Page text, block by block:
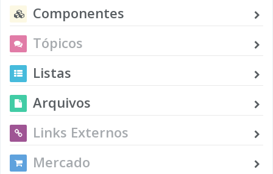
Componentes
Tópicos
Listas
Arquivos
Links Externos
Mercado